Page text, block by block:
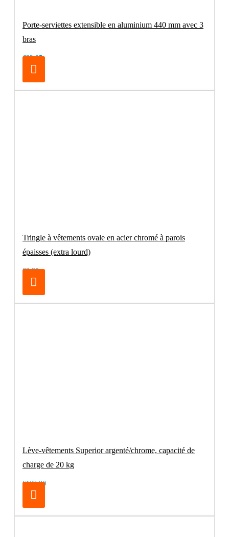
Porte-serviettes extensible en aluminium 440 mm avec 3
bras
€32.95
Tringle à vêtements ovale en acier chromé à parois
épaisses (extra lourd)
€8.25
Lève-vêtements Superior argenté/chrome, capacité de
charge de 20 kg
€169.00